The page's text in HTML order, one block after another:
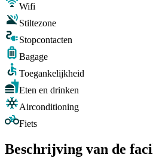
Wifi
Stiltezone
Stopcontacten
Bagage
Toegankelijkheid
Eten en drinken
Airconditioning
Fiets
Beschrijving van de